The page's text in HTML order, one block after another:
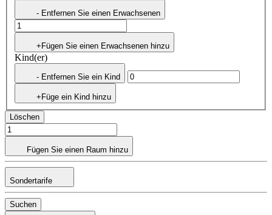
- Entfernen Sie einen Erwachsenen
+Fügen Sie einen Erwachsenen hinzu
Kind(er)
- Entfernen Sie ein Kind
+Füge ein Kind hinzu
Löschen
Fügen Sie einen Raum hinzu
Sondertarife
Suchen